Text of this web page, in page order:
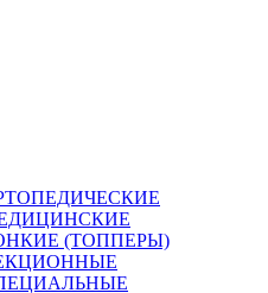
(ТОППЕРЫ)